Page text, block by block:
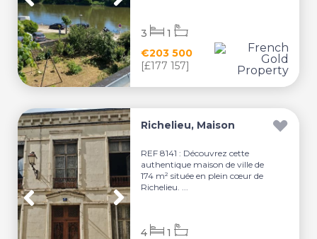
€203 500
[£177 157]
3 1
Richelieu, Maison
REF 8141 : Découvrez cette
authentique maison de ville de
174 m² située en plein cœur de
Richelieu. ...
4 1